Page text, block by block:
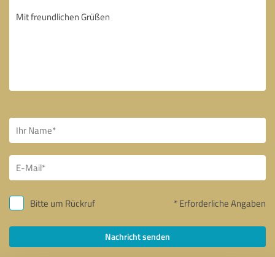
Bitte um Rückruf * Erforderliche Angaben
Nachricht senden